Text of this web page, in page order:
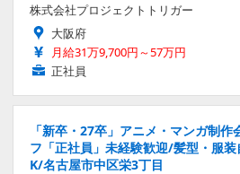
株式会社プロジェクトトリガー
大阪府
月給31万9,700円～57万円
正社員
「新卒・27卒」アニメ・マンガ制
フ「正社員」未経験歓迎/髪型・服
K/名古屋市中区栄3丁目